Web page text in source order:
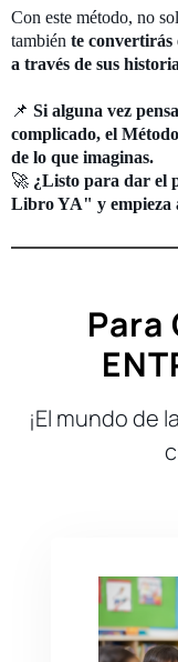
Con este método, no
también te convertirás
a través de sus
📌 Si alguna vez
complicado, el
de lo que imaginas.
🚀 ¿Listo para dar el
Libro YA" y
Para
¡El mundo de